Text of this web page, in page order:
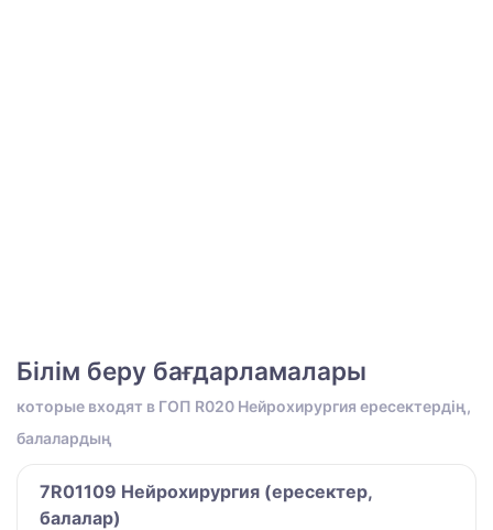
Білім беру бағдарламалары
которые входят в ГОП R020 Нейрохирургия ересектердің,
балалардың
7R01109 Нейрохирургия (ересектер,
балалар)